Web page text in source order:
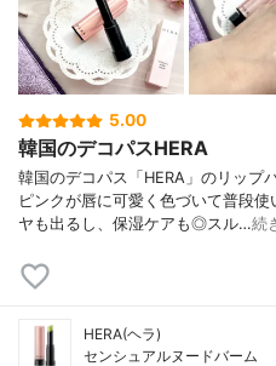
5.00
韓国のデコパスHERA
韓国のデコパス「HERA」のリップ
ピンクが唇に可愛く色づいて普段
ヤも出るし、保湿ケアも◎スル…続
HERA(ヘラ)
センシュアルヌードバーム